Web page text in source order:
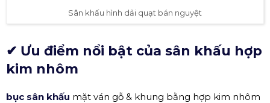
Sân khấu hình dải quạt bán nguyệt
✔ Ưu điểm nổi bật của sân khấu hợp
kim nhôm
bục sân khấu mặt ván gỗ & khung bằng hợp kim nhôm